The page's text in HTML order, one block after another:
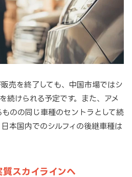
売を終了しても、中国市場ではシ
続けられる予定です。また、アメ
のの同じ車種のセントラとして続
本国内でのシルフィの後継車種は
質スカイラインへ